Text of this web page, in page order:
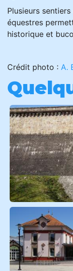
Plusieurs
équestres
historique et
Crédit photo : A.